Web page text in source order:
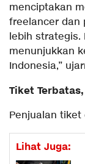
menciptakan
freelancer dan
lebih strategis.
menunjukkan
Indonesia,”
Tiket
Penjualan
Lihat Juga: